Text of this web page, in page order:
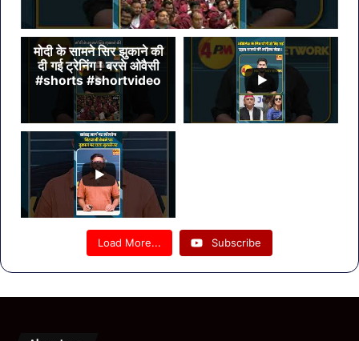
मोदी के सामने सिर झुकाने की
दी गई ट्रेनिंग ! बरसे ओवैसी
#shorts #shortvideo
Load More... Subscribe